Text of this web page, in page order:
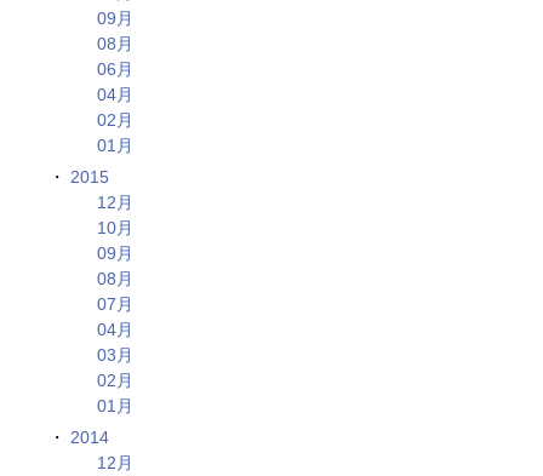
09月
08月
06月
04月
02月
01月
2015
12月
10月
09月
08月
07月
04月
03月
02月
01月
2014
12月